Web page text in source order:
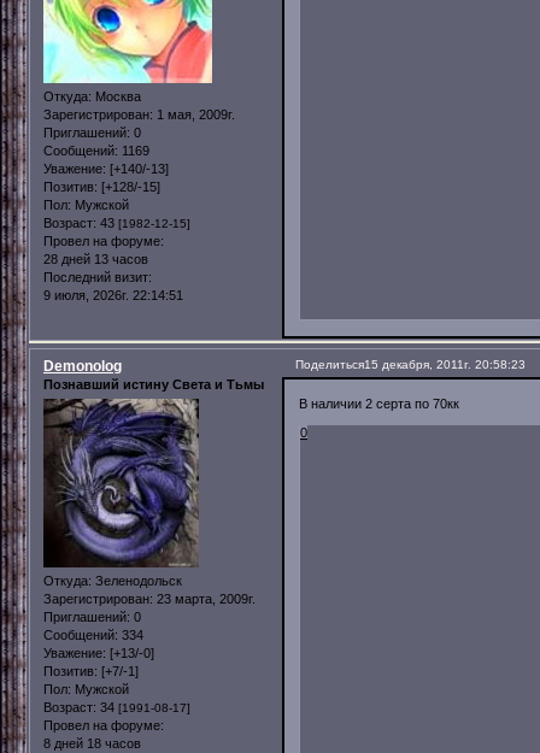
Откуда: Москва
Зарегистрирован: 1 мая, 2009г.
Приглашений: 0
Сообщений: 1169
Уважение: [+140/-13]
Позитив: [+128/-15]
Пол: Мужской
Возраст: 43 [1982-12-15]
Провел на форуме:
28 дней 13 часов
Последний визит:
9 июля, 2026г. 22:14:51
Поделиться15 декабря, 2011г. 20:58:23
Demonolog
Познавший истину Света и Тьмы
Откуда: Зеленодольск
Зарегистрирован: 23 марта, 2009г.
Приглашений: 0
Сообщений: 334
Уважение: [+13/-0]
Позитив: [+7/-1]
Пол: Мужской
Возраст: 34 [1991-08-17]
Провел на форуме:
8 дней 18 часов
В наличии 2 серта по 70кк
0